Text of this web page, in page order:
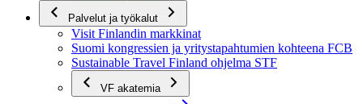
Palvelut ja työkalut
Visit Finlandin markkinat
Suomi kongressien ja yritystapahtumien kohteena FCB
Sustainable Travel Finland ohjelma STF
VF akatemia